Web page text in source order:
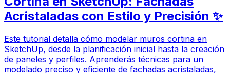
Acristaladas con Estilo y Precisión ✨
Este tutorial detalla cómo modelar muros cortina en
SketchUp, desde la planificación inicial hasta la creación
de paneles y perfiles. Aprenderás técnicas para un
modelado preciso y eficiente de fachadas acristaladas,